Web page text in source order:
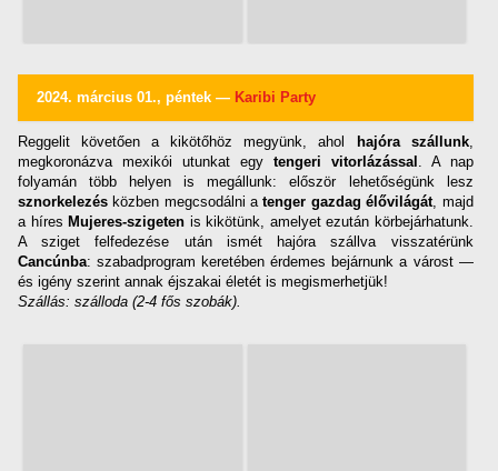
2024. március 01., péntek — Karibi Party
Reggelit követően a kikötőhöz megyünk, ahol hajóra szállunk,
megkoronázva mexikói utunkat egy tengeri vitorlázással . A nap
folyamán több helyen is megállunk: először lehetőségünk lesz
sznorkelezés közben megcsodálni atenger gazdag élővilágát , majd
a híresMujeres-szigeten is kikötünk, amelyet ezután körbejárhatunk.
A sziget felfedezése után ismét hajóra szállva visszatérünk
Cancúnba: szabadprogram keretében érdemes bejárnunk a várost —
és igény szerint annak éjszakai életét is megismerhetjük!
Szállás: szálloda (2-4 fős szobák).